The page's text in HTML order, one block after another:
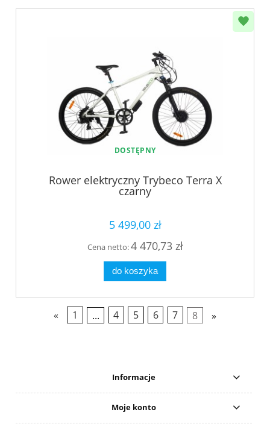
DOSTĘPNY
Rower elektryczny Trybeco Terra X
czarny
5 499,00 zł
Cena netto:4 470,73 zł
do koszyka
« 1 ... 4 5 6 7 8 »
Informacje
Moje konto